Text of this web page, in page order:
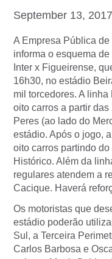
September 13, 2017
A Empresa Pública
informa o esquema
Inter x Figueirense,
16h30, no estádio
mil torcedores. A
oito carros a partir
Peres (ao lado do
estádio. Após o jogo,
oito carros partindo
Histórico. Além da
regulares atendem a
Cacique. Haverá
Os motoristas que
estádio poderão
Sul, a Terceira
Carlos Barbosa e